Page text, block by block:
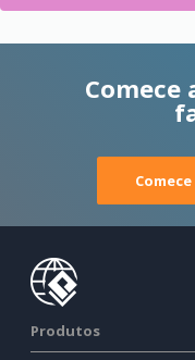
Comece
Produtos